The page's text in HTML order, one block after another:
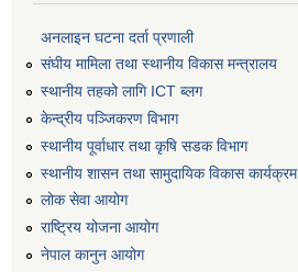
अनलाइन घटना दर्ता प्रणाली
संघीय मामिला तथा स्थानीय विकास मन्त्रालय
स्थानीय तहको लागि ICT ब्लग
केन्द्रीय पञ्जिकरण विभाग
स्थानीय पूर्वाधार तथा कृषि सडक विभाग
स्थानीय शासन तथा सामुदायिक विकास कार्यक्रम
लोक सेवा आयोग
राष्ट्रिय योजना आयोग
नेपाल कानुन आयोग